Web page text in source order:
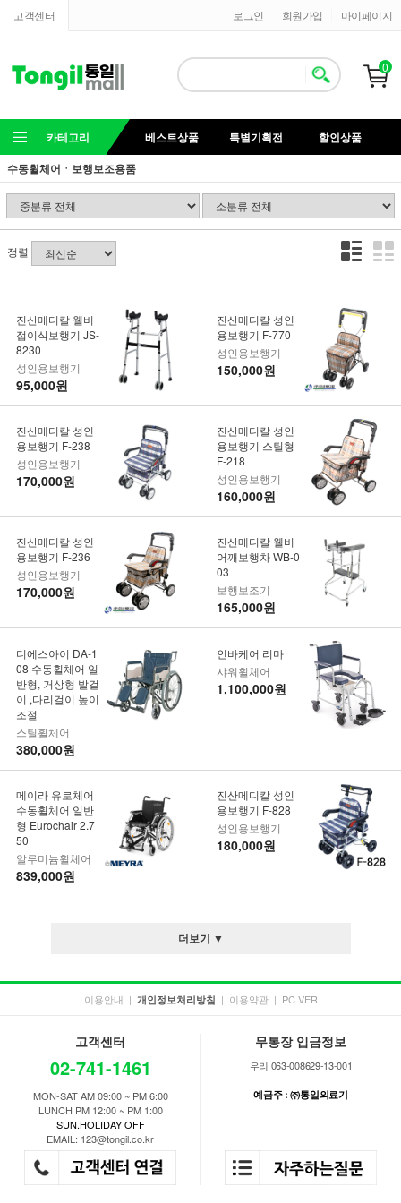
고객센터 마이페이지
회원가입
로그인
0
카테고리 베스트상품 특별기획전
할인상품
수동휠체어ㆍ보행보조용품
정렬
진산메디칼 웰비
접이식보행기 JS-
8230
성인용보행기
95,000원
진산메디칼 성인
용보행기 F-770
성인용보행기
150,000원
진산메디칼 성인
용보행기 F-238
성인용보행기
170,000원
진산메디칼 성인
용보행기 스틸형
F-218
성인용보행기
160,000원
진산메디칼 성인
용보행기 F-236
성인용보행기
170,000원
진산메디칼 웰비
어깨보행차 WB-0
03
보행보조기
165,000원
디에스아이 DA-1
08 수동휠체어 일
반형, 거상형 발걸
이 ,다리걸이 높이
조절
스틸휠체어
380,000원
인바케어 리마
샤워휠체어
1,100,000원
메이라 유로체어
수동휠체어 일반
형 Eurochair 2.7
50
알루미늄휠체어
839,000원
진산메디칼 성인
용보행기 F-828
성인용보행기
180,000원
더보기 ▼
이용안내 | 개인정보처리방침 | 이용약관 | PC VER
고객센터
02-741-1461
MON-SAT AM 09:00 ~ PM 6:00
LUNCH PM 12:00 ~ PM 1:00
SUN.HOLIDAY OFF
EMAIL: 123@tongil.co.kr
무통장 입금정보
우리 063-008629-13-001
예금주 : ㈜통일의료기